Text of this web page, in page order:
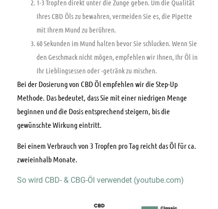
1-3 Tropfen direkt unter die Zunge geben. Um die Qualität
Ihres CBD Öls zu bewahren, vermeiden Sie es, die Pipette
mit Ihrem Mund zu berühren.
60 Sekunden im Mund halten bevor Sie schlucken. Wenn Sie
den Geschmack nicht mögen, empfehlen wir Ihnen, Ihr Öl in
Ihr Lieblingsessen oder -getränk zu mischen.
Bei der Dosierung von CBD Öl empfehlen wir die Step-Up
Methode. Das bedeutet, dass Sie mit einer niedrigen Menge
beginnen und die Dosis entsprechend steigern, bis die
gewünschte Wirkung eintritt.
Bei einem Verbrauch von 3 Tropfen pro Tag reicht das Öl für ca.
zweieinhalb Monate.
So wird CBD- & CBG-Öl verwendet (youtube.com)